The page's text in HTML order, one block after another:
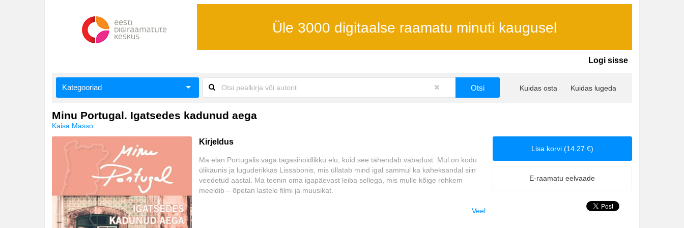
Üle 3000 digitaalse raamatu minuti kaugusel
Logi sisse
Kategooriad
Aimeraamatud lastele ja noortele
Ajalugu
Ajalugu/sõjandus
Antoloogiad/esseed
Arvutid
Kuidas osta Kuidas lugeda
Minu Portugal. Igatsedes kadunud aega
Kaisa Masso
Lisa korvi (14.27 €)
E-raamatu eelvaade
Kirjeldus
Ma elan Portugalis väga tagasihoidlikku elu, kuid see tähendab vabadust. Mul on kodu
ülikaunis ja luguderikkas Lissabonis, mis üllatab mind igal sammul ka kaheksandal siin
veedetud aastal. Ma teenin oma igapäevast leiba sellega, mis mulle kõige rohkem
meeldib – õpetan lastele filmi ja muusikat.
Arusaamine, et olen siin õnnelik, ei saabunud suurejoonelise joovastuse, vaid tasase jaVeel